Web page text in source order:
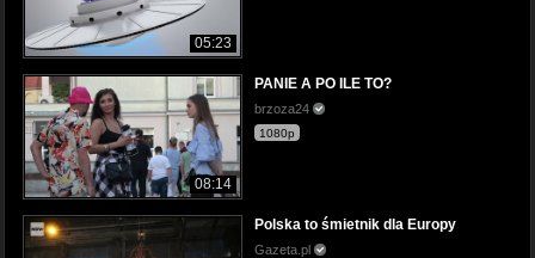
05:23
08:14
PANIE A PO ILE TO?
brzoza24
1080p
Polska to śmietnik dla Europy
Gazeta.pl